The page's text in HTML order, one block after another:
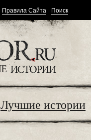
Правила Сайта Поиск
Лучшие истории